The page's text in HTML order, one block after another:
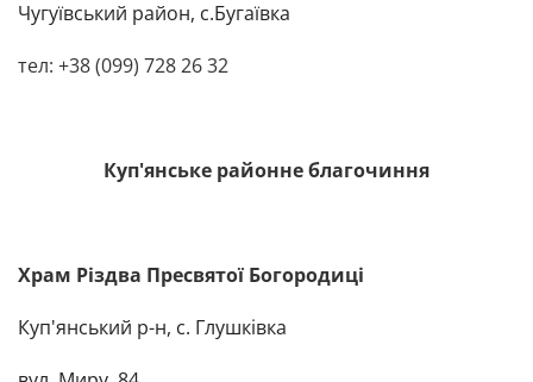
Чугуївський район, с.Бугаївка
тел: +38 (099) 728 26 32
Куп'янське районне благочиння
Храм Різдва Пресвятої Богородиці
Куп'янський р-н, с. Глушківка